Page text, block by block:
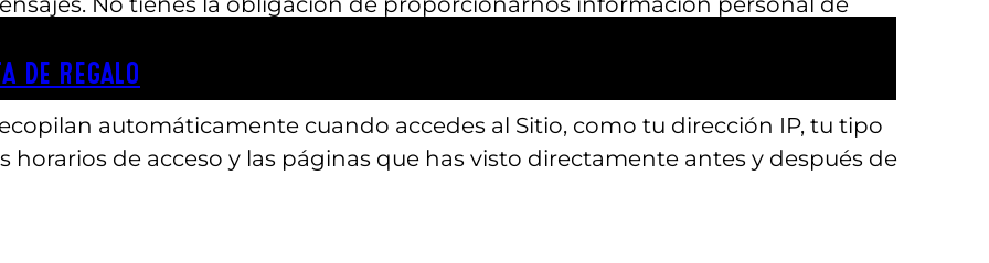
DE REGALO
ENGLISH
puede impedirte usar ciertas funciones del Sitio.
automáticamente cuando accedes al Sitio, como tu dirección IP, tu tipo
horarios de acceso y las páginas que has visto directamente antes y después de